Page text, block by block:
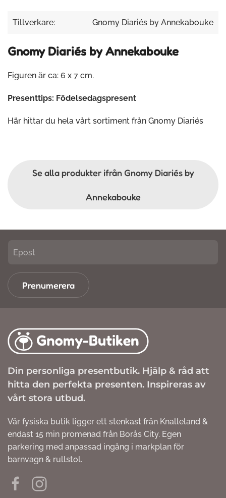
Tillverkare: Gnomy Diariés by Annekabouke
Gnomy Diariés by Annekabouke
Figuren är ca: 6 x 7 cm.
Presenttips: Födelsedagspresent
Här hittar du hela vårt sortiment från Gnomy Diariés
Se alla produkter ifrån Gnomy Diariés by
Annekabouke
Prenumerera
Din personliga presentbutik. Hjälp & råd att
hitta den perfekta presenten. Inspireras av
vårt stora utbud.
Vår fysiska butik ligger ett stenkast från Knalleland &
endast 15 min promenad från Borås City. Egen
parkering med anpassad ingång i markplan för
barnvagn & rullstol.